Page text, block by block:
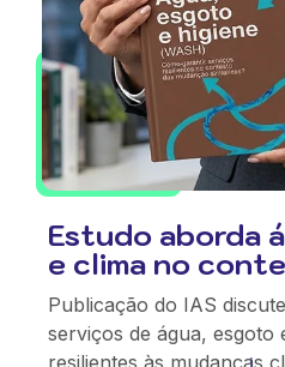
Estudo aborda
e clima no
Publicação do IAS
serviços de água, esgoto